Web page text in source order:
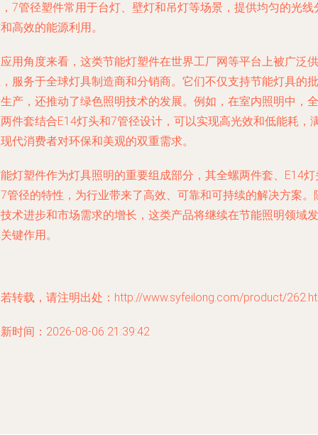
7管径塑件常用于台灯、壁灯和吊灯等场景，提供均匀的光线
高效的能源利用。
用角度来看，这类节能灯塑件在世界工厂网等平台上被广泛供
服务于全球灯具制造商和分销商。它们不仅支持节能灯具的批
产，还推动了绿色照明技术的发展。例如，在室内照明中，全
件套结合E14灯头和7管径设计，可以实现高光效和低能耗，
代消费者对环保和美观的双重需求。
灯塑件作为灯具照明的重要组成部分，其全螺两件套、E14灯
管径的特性，为行业带来了高效、可靠和可持续的解决方案。
术进步和市场需求的增长，这类产品将继续在节能照明领域发
键作用。
转载，请注明出处：http://www.syfeilong.com/product/
时间：2026-08-06 21:39:42